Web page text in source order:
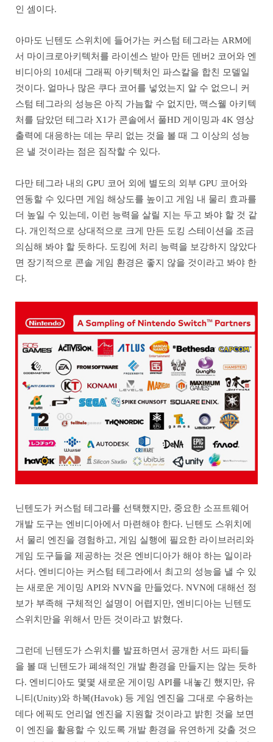
인 셈이다.
아마도 닌텐도 스위치에 들어가는 커스텀 테그라는 ARM에
서 마이크로아키텍처를 라이센스 받아 만든 덴버2 코어와 엔
비디아의 10세대 그래픽 아키텍처인 파스칼을 합친 모델일
것이다. 얼마나 많은 쿠다 코어를 넣었는지 알 수 없으니 커
스텀 테그라의 성능은 아직 가늠할 수 없지만, 맥스웰 아키텍
처를 담았던 테그라 X1가 콘솔에서 풀HD 게이밍과 4K 영상
출력에 대응하는 데는 무리 없는 것을 볼 때 그 이상의 성능
은 낼 것이라는 점은 짐작할 수 있다.
다만 테그라 내의 GPU 코어 외에 별도의 외부 GPU 코어와
연동할 수 있다면 게임 해상도를 높이고 게임 내 물리 효과를
더 높일 수 있는데, 이런 능력을 살릴 지는 두고 봐야 할 것 같
다. 개인적으로 상대적으로 크게 만든 도킹 스테이션을 조금
의심해 봐야 할 듯하다. 도킹에 처리 능력을 보강하지 않았다
면 장기적으로 콘솔 게임 환경은 좋지 않을 것이라고 봐야 한
다.
닌텐도가 커스텀 테그라를 선택했지만, 중요한 소프트웨어
개발 도구는 엔비디아에서 마련해야 한다. 닌텐도 스위치에
서 물리 엔진을 경험하고, 게임 실행에 필요한 라이브러리와
게임 도구들을 제공하는 것은 엔비디아가 해야 하는 일이라
서다. 엔비디아는 커스텀 테그라에서 최고의 성능을 낼 수 있
는 새로운 게이밍 API와 NVN을 만들었다. NVN에 대해선 정
보가 부족해 구체적인 설명이 어렵지만, 엔비디아는 닌텐도
스위치만을 위해서 만든 것이라고 밝혔다.
그런데 닌텐도가 스위치를 발표하면서 공개한 서드 파티들
을 볼 때 닌텐도가 폐쇄적인 개발 환경을 만들지는 않는 듯하
다. 엔비디아도 몇몇 새로운 게이밍 API를 내놓긴 했지만, 유
니티(Unity)와 하복(Havok) 등 게임 엔진을 그대로 수용하는
데다 에픽도 언리얼 엔진을 지원할 것이라고 밝힌 것을 보면
이 엔진을 활용할 수 있도록 개발 환경을 유연하게 갖출 것으